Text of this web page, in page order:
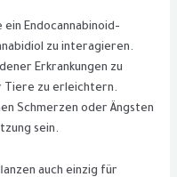
ein Endocannabinoid-
zu interagieren.
Erkrankungen zu
Tiere zu erleichtern.
Schmerzen oder Ängsten
sein.
auch einzig für